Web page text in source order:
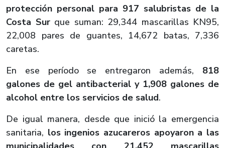
protección personal para 917 salubristas de la
Costa Surque suman: 29,344 mascarillas KN95,
22,008 pares de guantes, 14,672 batas, 7,336
caretas.
En ese período se entregaron además, 818
galones de gel antibacterial y 1,908 galones de
alcohol entre los servicios de salud.
De igual manera, desde que inició la emergencia
sanitaria, los ingenios azucareros apoyaron a las